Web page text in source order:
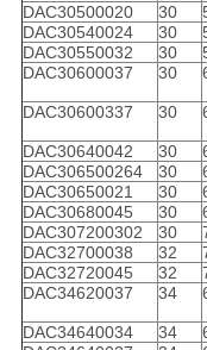
DAC30500020
30
DAC30540024
30
DAC30550032
30
DAC30600037
30
DAC30600337
30
DAC30640042
30
DAC306500264
30
DAC30650021
30
DAC30680045
30
DAC307200302
30
DAC32700038
32
DAC32720045
32
DAC34620037
34
DAC34640034
34